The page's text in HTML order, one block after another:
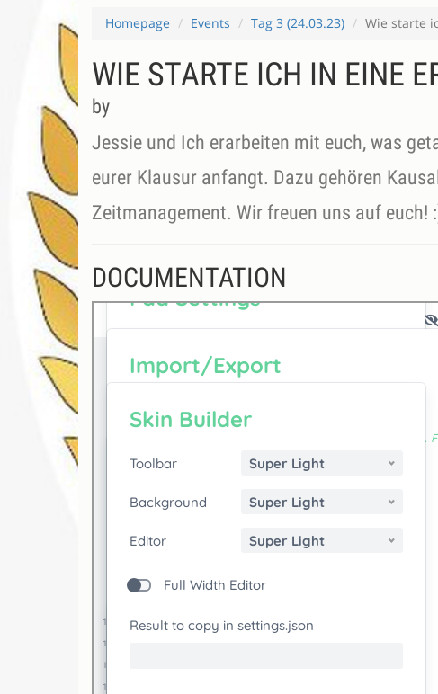
Homepage Events Tag 3 (24.03.23) Wie starte
WIE STARTE ICH IN EINE
by
Jessie und Ich erarbeiten mit euch, was
eurer Klausur anfangt. Dazu gehören
Zeitmanagement. Wir freuen uns auf euch!
DOCUMENTATION